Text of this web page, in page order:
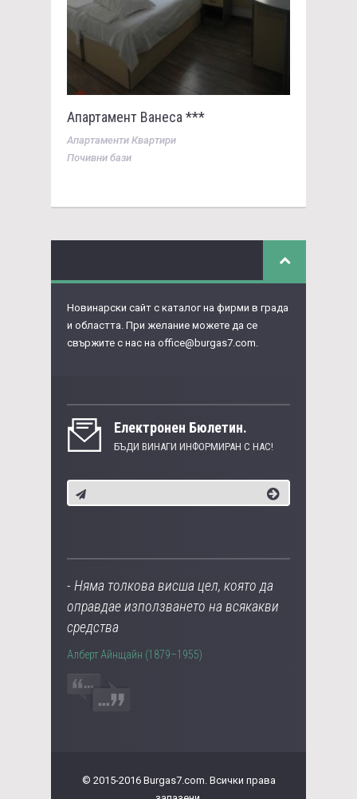
Апартамент Ванеса ***
Апартаменти Квартири
Почивни бази
Новинарски сайт с каталог на фирми в града
и областта. При желание можете да се
свържите с нас на office@burgas7.com.
Eлектронен Бюлетин.
БЪДИ ВИНАГИ ИНФОРМИРАН С НАС!
- Няма толкова висша цел, която да
оправдае използването на всякакви
средства
Алберт Айнщайн (1879–1955)
© 2015-2016 Burgas7.com. Всички права